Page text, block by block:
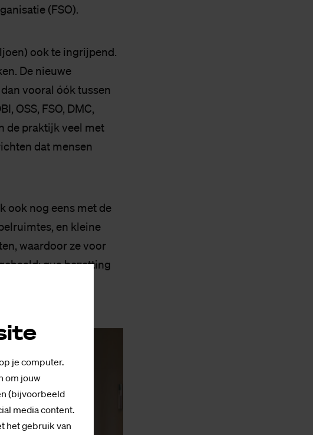
je computer.
om jouw
(bijvoorbeeld
media content.
het gebruik van
(FSO).
ook te ingrijpend.
De nieuwe
vooral óók tussen
OSS, FSO, DMC,
de praktijk veel met
dat mensen
ook nog eens met de
en kleine
waardoor ze voor
qua bezetting